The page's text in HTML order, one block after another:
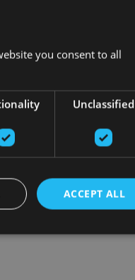
you consent to all
Unclassified
ACCEPT ALL